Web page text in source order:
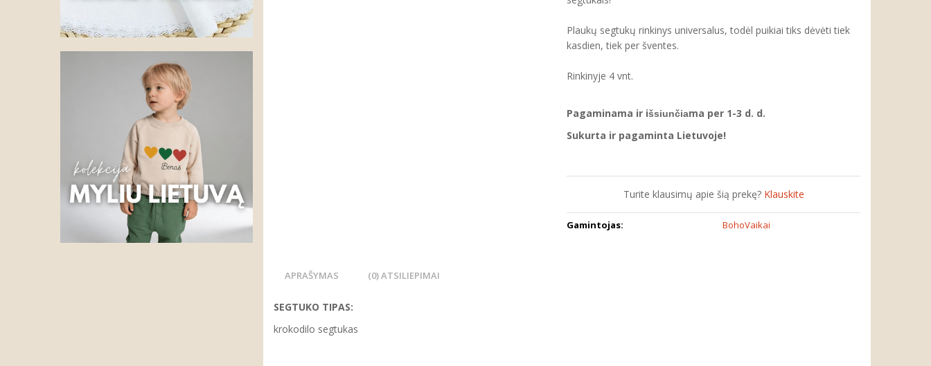
Plaukų segtukų rinkinys universalus, todėl puikiai tiks dėvėti tiek
kasdien, tiek per šventes.
Rinkinyje 4 vnt.
Pagaminama ir išsiunčiama per 1-3 d. d.
Sukurta ir pagaminta Lietuvoje!
Turite klausimų apie šią prekę? Klauskite
Gamintojas: BohoVaikai
APRAŠYMAS (0) ATSILIEPIMAI
SEGTUKO TIPAS:
krokodilo segtukas